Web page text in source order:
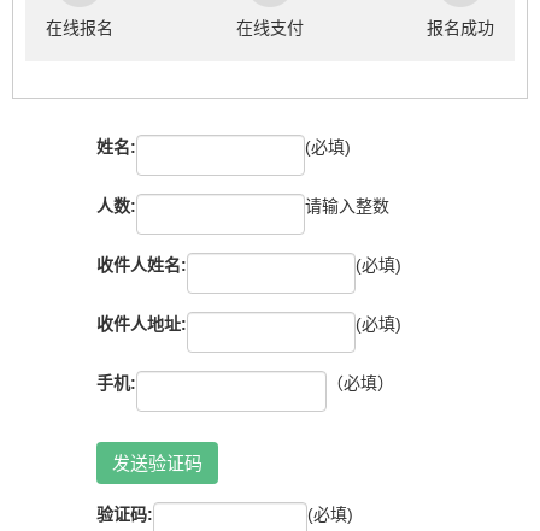
在线报名 在线支付 报名成功
姓名: (必填)
人数: 请输入整数
收件人姓名: (必填)
收件人地址: (必填)
手机: （必填）
发送验证码
验证码: (必填)